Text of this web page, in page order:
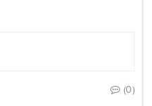
(0)